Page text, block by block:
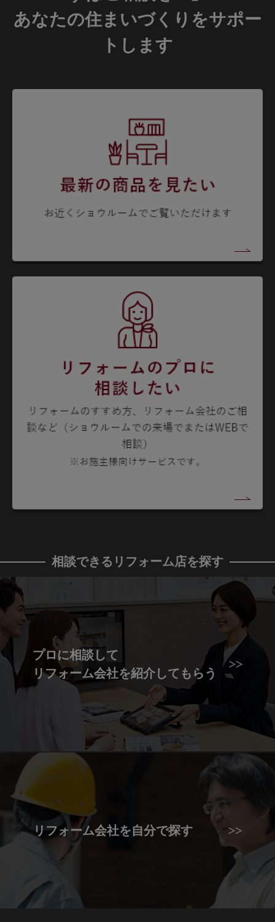
あなたの住まいづくりをサポー
トします
相談できるリフォーム店を探す
プロに相談して
リフォーム会社を紹介してもらう
リフォーム会社を自分で探す